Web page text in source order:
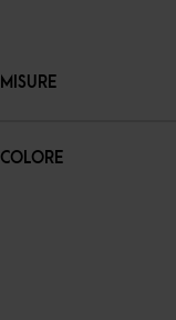
MISURE
COLORE